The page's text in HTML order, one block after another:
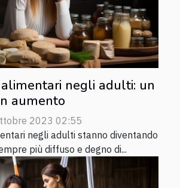
negli adulti: un
aumento
2023 02:55
negli adulti stanno diventando
più diffuso e degno di...